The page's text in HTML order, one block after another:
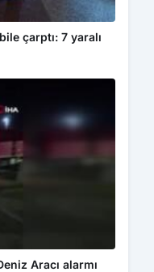
çarptı: 7 yaralı
Aracı alarmı